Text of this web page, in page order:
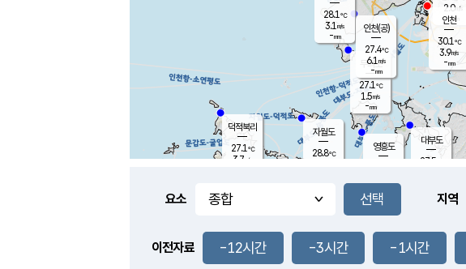
풍도
1.5m/s
무의도
27.1℃
1.5m/s
-mm
영흥도
자월도
28.8℃
28.1℃
3.1 m/s
-mm
대부도
27.5
2.0m/s
-mm
덕적북리
27.1℃
3.7 m/s
인천(공)
27.4℃
6.1 m/s
-mm
인천
30.1℃
3.9m/s
-mm
요소 지역
이전자료 -12시간 -3시간 -1시간